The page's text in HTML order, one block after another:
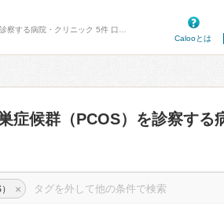
Calooとは
症候群（PCOS）を診察する
×